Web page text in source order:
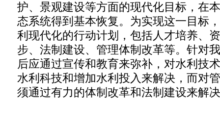
护、景观建设等方面的现代化目标，在
态系统得到基本恢复。为实现这一目标
利现代化的行动计划，包括人才培养、
步、法制建设、管理体制改革等。针对
后应通过宣传和教育来弥补，对水利技
水利科技和增加水利投入来解决，而对
须通过有力的体制改革和法制建设来解